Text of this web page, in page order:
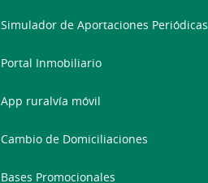
Simulador de Aportaciones Periódicas
Portal Inmobiliario
App ruralvía móvil
Cambio de Domiciliaciones
Bases Promocionales